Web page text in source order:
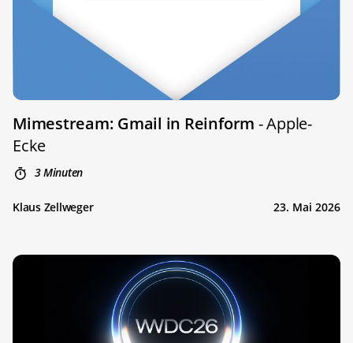
Mimestream: Gmail in Reinform - Apple-
Ecke
3 Minuten
Klaus Zellweger 23. Mai 2026